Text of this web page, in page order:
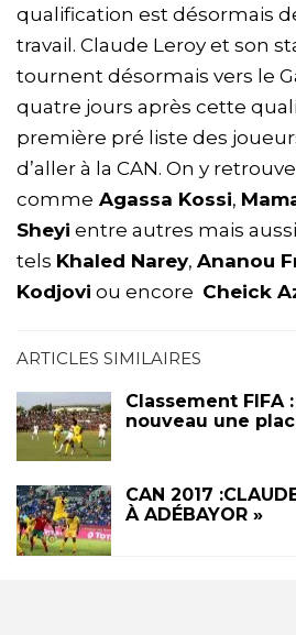
qualification est désormais
travail. Claude Leroy et son
tournent désormais vers le
quatre jours après cette
première pré liste des
d’aller à la CAN. On y
comme Agassa Kossi,
Sheyi entre autres mais
tels Khaled Narey, Ananou
Kodjovi ou encore Cheick
ARTICLES SIMILAIRES
Classement FIFA
nouveau une
CAN 2017
À ADÉBAYOR »